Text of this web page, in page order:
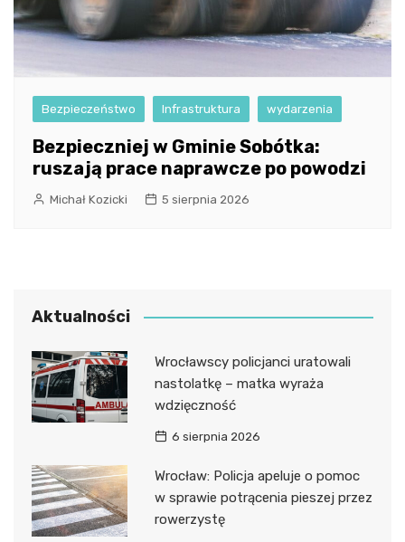
Bezpieczeństwo Infrastruktura wydarzenia
Bezpieczniej w Gminie Sobótka:
ruszają prace naprawcze po powodzi
Michał Kozicki 5 sierpnia 2026
Aktualności
Wrocławscy policjanci uratowali
nastolatkę – matka wyraża
wdzięczność
6 sierpnia 2026
Wrocław: Policja apeluje o pomoc
w sprawie potrącenia pieszej przez
rowerzystę